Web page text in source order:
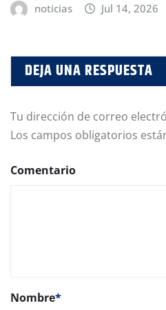
noticias Jul 14, 2026
DEJA UNA RESPUESTA
Tu dirección de correo
Los campos obligatorios
Comentario
Nombre*